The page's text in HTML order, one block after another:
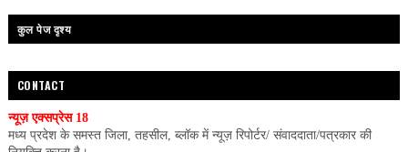
कुल पेज दृश्य
CONTACT
न्यूज़ एक्सप्रेस 18
मध्य प्रदेश के समस्त जिला, तहसील, ब्लॉक में न्यूज़ रिपोर्टर/ संवाददाता/पत्रकार की